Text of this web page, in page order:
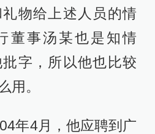
物给上述人员的情
董事汤某也是知情
字，所以他也比较
用。
年4月，他应聘到广